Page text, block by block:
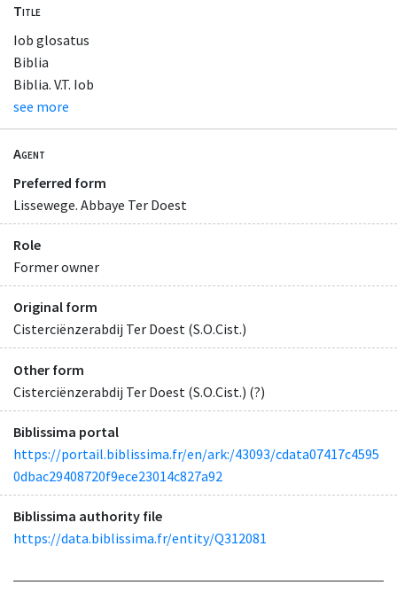
Title
Iob glosatus
Biblia
Biblia. V.T. Iob
see more
Agent
Preferred form
Lissewege. Abbaye Ter Doest
Role
Former owner
Original form
Cisterciënzerabdij Ter Doest (S.O.Cist.)
Other form
Cisterciënzerabdij Ter Doest (S.O.Cist.) (?)
Biblissima portal
https://portail.biblissima.fr/en/ark:/43093/cdata07417c4595
0dbac29408720f9ece23014c827a92
Biblissima authority file
https://data.biblissima.fr/entity/Q312081